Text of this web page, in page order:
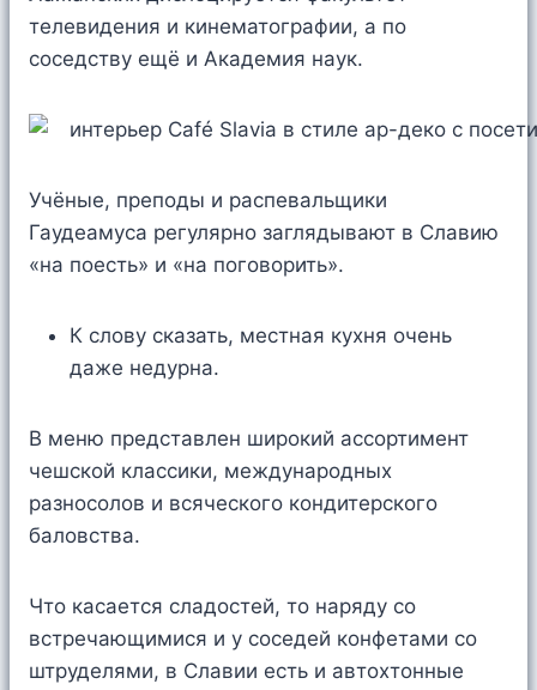
телевидения и кинематографии, а по
соседству ещё и Академия наук.
Учёные, преподы и распевальщики
Гаудеамуса регулярно заглядывают в Славию
«на поесть» и «на поговорить».
К слову сказать, местная кухня очень
даже недурна.
В меню представлен широкий ассортимент
чешской классики, международных
разносолов и всяческого кондитерского
баловства.
Что касается сладостей, то наряду со
встречающимися и у соседей конфетами со
штруделями, в Славии есть и автохтонные